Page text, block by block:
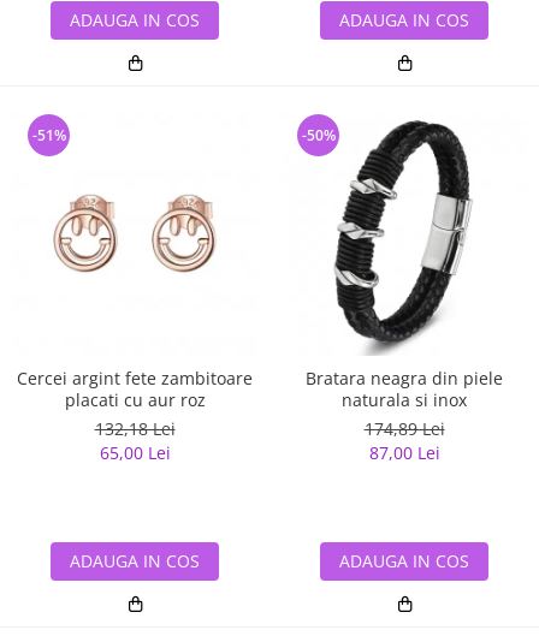
ADAUGA IN COS ADAUGA IN COS
Cercei argint fete zambitoare
placati cu aur roz
132,18 Lei
65,00 Lei
-51%
ADAUGA IN COS
Bratara neagra din piele
naturala si inox
174,89 Lei
87,00 Lei
-50%
ADAUGA IN COS